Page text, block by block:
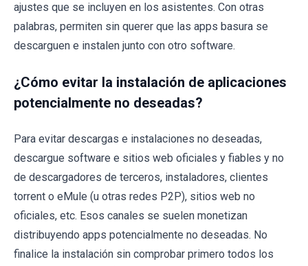
ajustes que se incluyen en los asistentes. Con otras
palabras, permiten sin querer que las apps basura se
descarguen e instalen junto con otro software.
¿Cómo evitar la instalación de aplicaciones
potencialmente no deseadas?
Para evitar descargas e instalaciones no deseadas,
descargue software e sitios web oficiales y fiables y no
de descargadores de terceros, instaladores, clientes
torrent o eMule (u otras redes P2P), sitios web no
oficiales, etc. Esos canales se suelen monetizan
distribuyendo apps potencialmente no deseadas. No
finalice la instalación sin comprobar primero todos los